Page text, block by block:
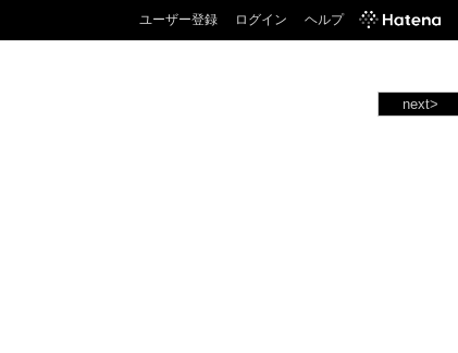
ユーザー登録 ログイン ヘルプ
next>